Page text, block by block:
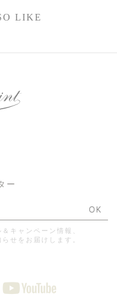
LIKE
ー
OK
キャンペーン情報、
せをお届けします。